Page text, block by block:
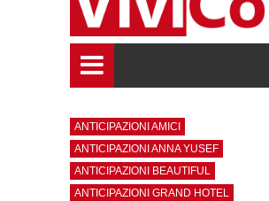
ANTICIPAZIONI AMICI
ANTICIPAZIONI ANNA YUSEF
ANTICIPAZIONI BEAUTIFUL
ANTICIPAZIONI GRAND HOTEL